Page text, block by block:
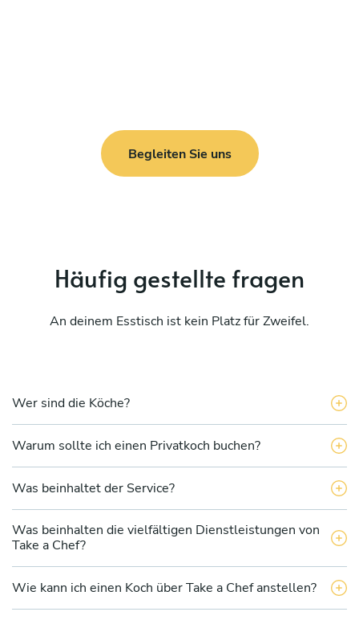
Begleiten Sie uns
Häufig gestellte fragen
An deinem Esstisch ist kein Platz für Zweifel.
Wer sind die Köche?
Warum sollte ich einen Privatkoch buchen?
Was beinhaltet der Service?
Was beinhalten die vielfältigen Dienstleistungen von
Take a Chef?
Wie kann ich einen Koch über Take a Chef anstellen?